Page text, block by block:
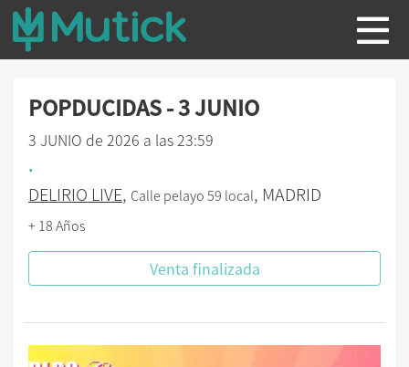
POPDUCIDAS - 3 JUNIO
3 JUNIO de 2026 a las 23:59
.
DELIRIO LIVE, Calle pelayo 59 local, MADRID
+ 18 Años
Venta finalizada